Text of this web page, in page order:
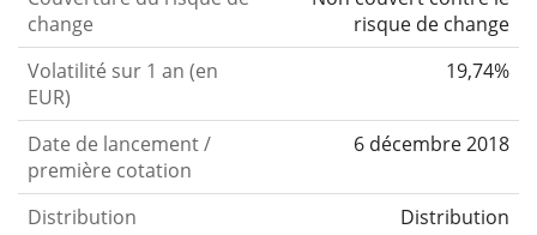
change
risque de change
Volatilité sur 1 an (en
EUR)
19,74%
Date de lancement /
première cotation
6 décembre 2018
Distribution
Distribution